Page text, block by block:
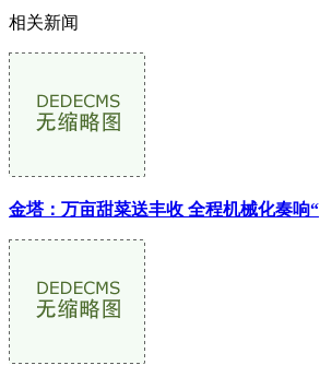
相关新闻
金塔：万亩甜菜送丰收 全程机械化奏响“